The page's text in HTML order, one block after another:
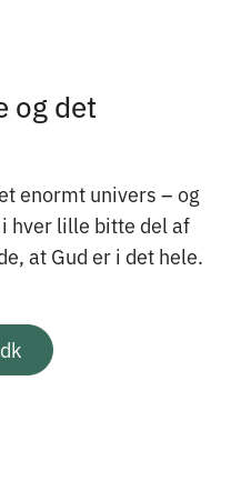
og det
enormt univers – og
hver lille bitte del af
at Gud er i det hele.